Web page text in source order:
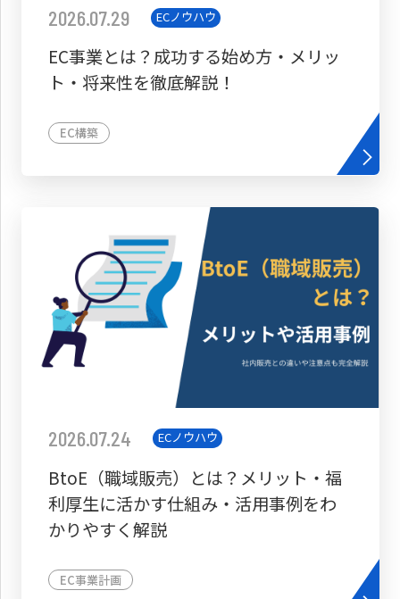
2026.07.29 ECノウハウ
EC事業とは？成功する始め方・メリッ
ト・将来性を徹底解説！
EC構築
2026.07.24 ECノウハウ
BtoE（職域販売）とは？メリット・福
利厚生に活かす仕組み・活用事例をわ
かりやすく解説
EC事業計画